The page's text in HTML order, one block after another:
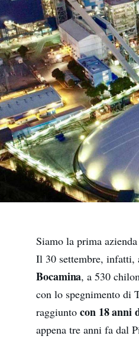
Siamo la prima
Il 30 settembre, infatti,
Bocamina, a 530
con lo spegnimento di
raggiuntocon 18 anni
appena tre anni fa dal